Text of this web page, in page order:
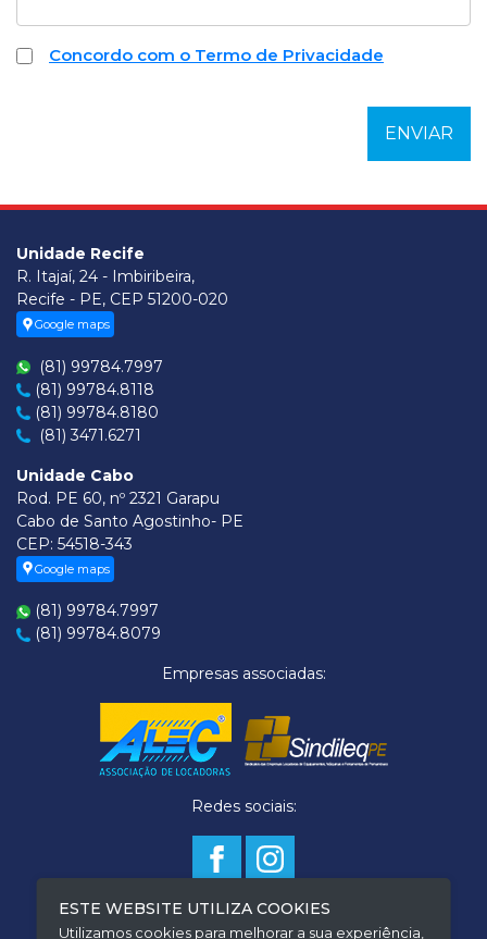
Concordo com o Termo de Privacidade
Unidade Recife
R. Itajaí, 24 - Imbiribeira,
Recife - PE, CEP 51200-020
Google maps
(81) 99784.7997
(81) 99784.8118
(81) 99784.8180
(81) 3471.6271
Unidade Cabo
Rod. PE 60, nº 2321 Garapu
Cabo de Santo Agostinho- PE
CEP: 54518-343
Google maps
(81) 99784.7997
(81) 99784.8079
Empresas associadas:
Redes sociais:
Termo de Privacidade
ESTE WEBSITE UTILIZA COOKIES
Utilizamos cookies para melhorar a sua experiência,